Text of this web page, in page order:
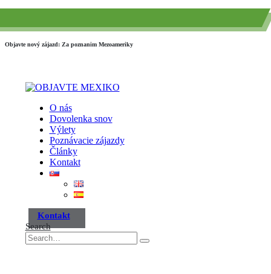
Objavte nový zájazd: Za poznanim Mezoameriky
O nás
Dovolenka snov
Výlety
Poznávacie zájazdy
Články
Kontakt
Kontakt
Search